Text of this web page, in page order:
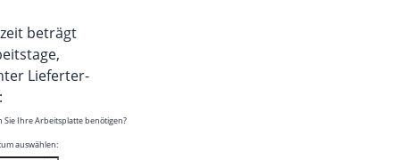
beträgt
Lie­fer­ter­
Sie Ihre Arbeits­plat­te benötigen?
auswählen: